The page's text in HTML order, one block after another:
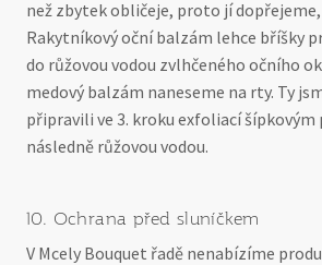
než zbytek obličeje, proto jí dopřejeme,
Rakytníkový oční balzám lehce bříšky
do růžovou vodou zvlhčeného očního
medový balzám naneseme na rty. Ty
připravili ve 3. kroku exfoliací šípkovým
následně růžovou vodou.
10. Ochrana před sluníčkem
V Mcely Bouquet řadě nenabízíme